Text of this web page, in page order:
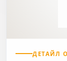
ДЕТАЙЛ